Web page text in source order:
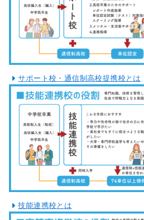
サポート校・通信制高校提携校とは
技能連携校とは